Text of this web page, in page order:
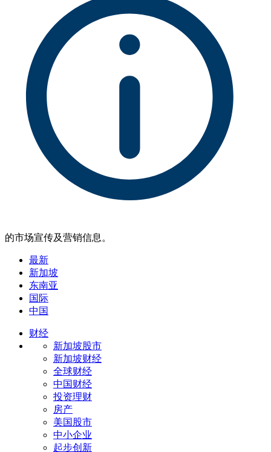
的市场宣传及营销信息。
最新
新加坡
东南亚
国际
中国
财经
新加坡股市
新加坡财经
全球财经
中国财经
投资理财
房产
美国股市
中小企业
起步创新